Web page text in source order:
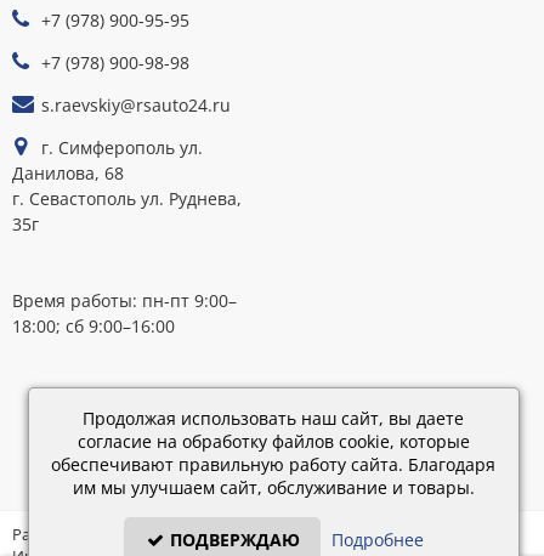
+7 (978) 900-95-95
+7 (978) 900-98-98
s.raevskiy@rsauto24.ru
г. Симферополь ул.
Данилова, 68
г. Севастополь ул. Руднева,
35г
Время работы: пн-пт 9:00–
18:00; сб 9:00–16:00
Каталог
28.02.2019
15:45
Разработка: «IT - Консультант» ©
Продолжая использовать наш сайт, вы даете
согласие на обработку файлов cookie, которые
обеспечивают правильную работу сайта. Благодаря
им мы улучшаем сайт, обслуживание и товары.
ПОДВЕРЖДАЮ Подробнее